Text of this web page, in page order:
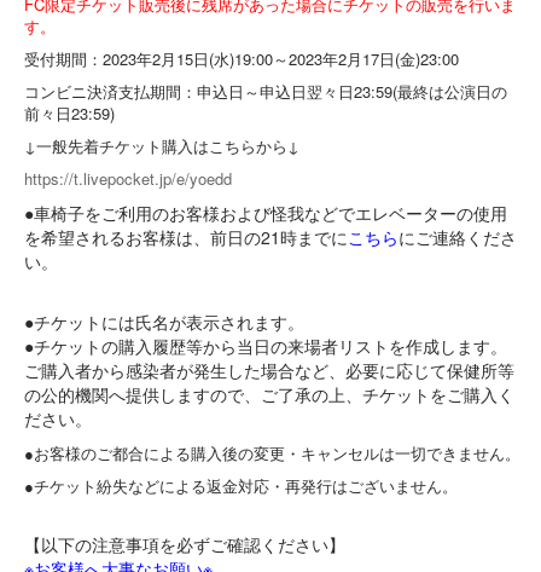
す。
受付期間：2023年2月15日(水)19:00～2023年2月17日(金)23:00
コンビニ決済支払期間：申込日～申込日翌々日23:59(最終は公演日の
前々日23:59)
↓一般先着チケット購入はこちらから↓
https://t.livepocket.jp/e/yoedd
●車椅子をご利用のお客様および怪我などでエレベーターの使用
を希望されるお客様は、前日の21時までに こちらにご連絡くださ
い。
●チケットには氏名が表示されます。
●チケットの購入履歴等から当日の来場者リストを作成します。
ご購入者から感染者が発生した場合など、必要に応じて保健所等
の公的機関へ提供しますので、ご了承の上、チケットをご購入く
ださい。
●お客様のご都合による購入後の変更・ キャンセルは一切できません。
●チケット紛失などによる返金対応・再発行はございません。
【以下の注意事項を必ずご確認ください】